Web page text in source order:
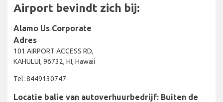
Airport bevindt zich bij:
Alamo Us Corporate
Adres
101 AIRPORT ACCESS RD,
KAHULUI, 96732, HI, Hawaii
Tel: 8449130747
Locatie balie van autoverhuurbedrijf: Buiten de